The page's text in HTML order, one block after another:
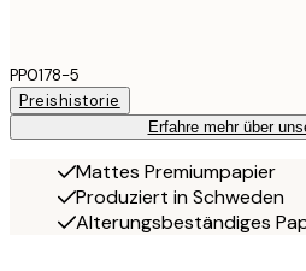
PP0178-5
Preishistorie
Erfahre mehr über
Mattes Premiumpapier
Produziert in Schweden
Alterungsbeständiges